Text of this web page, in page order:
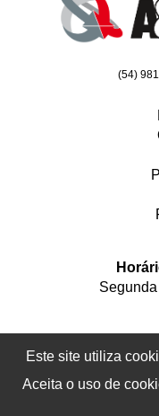
(54)
Este site utiliza
Aceita o uso de